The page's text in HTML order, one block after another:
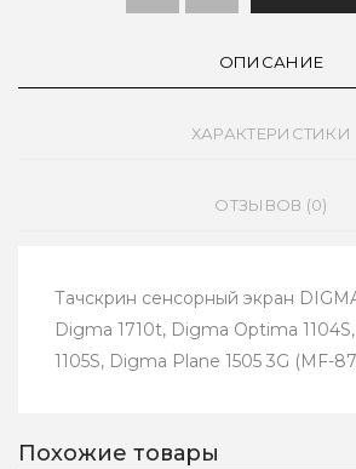
ОПИСАНИЕ
ХАРАКТЕРИСТИКИ
ОТЗЫВОВ (0)
Тачскрин сенсорный экран
Digma 1710t, Digma Optima
1105S, Digma Plane 1505 3G (MF-
Похожие товары